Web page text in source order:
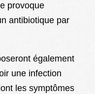
provoque
antibiotique par
également
une infection
les symptômes